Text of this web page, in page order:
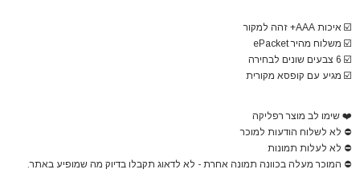
☑️ איכות AAA+ זהה למקור
☑️ משלוח מהיר ePacket
☑️
☑️ מגיע עם קופסא מקורית
❤️ שימו לב מוצר רפליקה
⛔ לא לשלוח הודעות למוכר
⛔ לא לעלות תמונות
⛔ המוכר מעלה בכוונה תמונה אחרת - לא לדאוג תקבלו בדיוק מה שמופיע באתר.